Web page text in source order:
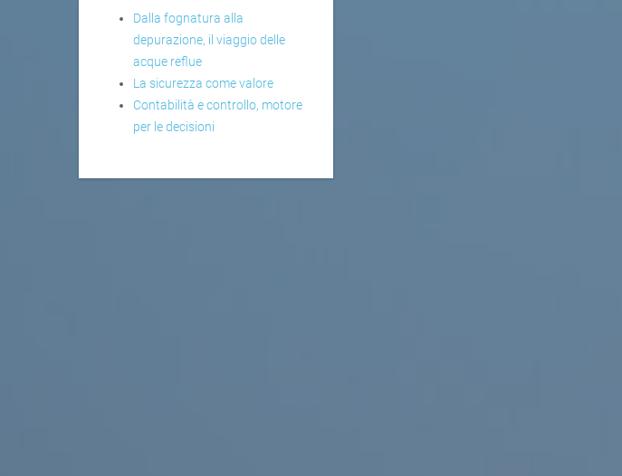
Dalla fognatura alla
depurazione, il viaggio delle
acque reflue
La sicurezza come valore
Contabilità e controllo, motore
per le decisioni